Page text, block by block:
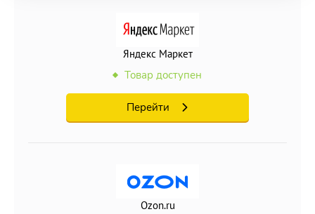
Яндекс Маркет
Товар доступен
Перейти
Ozon.ru